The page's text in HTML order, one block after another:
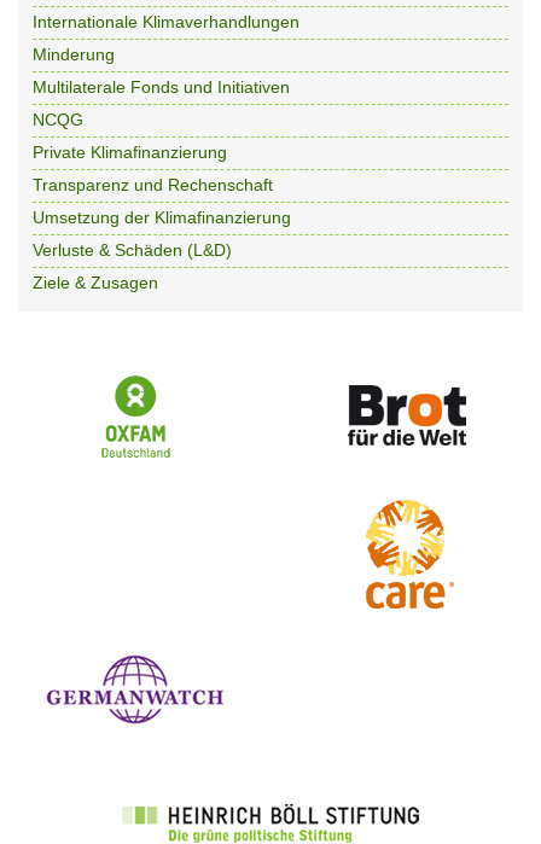
Internationale Klimaverhandlungen
Minderung
Multilaterale Fonds und Initiativen
NCQG
Private Klimafinanzierung
Transparenz und Rechenschaft
Umsetzung der Klimafinanzierung
Verluste & Schäden (L&D)
Ziele & Zusagen